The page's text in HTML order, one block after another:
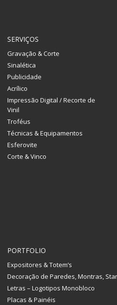
SERVIÇOS
Gravação & Corte
Sinalética
Publicidade
Acrílico
Impressão Digital / Recorte de
Vinil
Troféus
Técnicas & Equipamentos
Esferovite
Corte & Vinco
PORTFOLIO
Expositores & Totem’s
Decoração de Paredes, Montras,
Letras – Logotipos Monobloco
Placas & Painéis